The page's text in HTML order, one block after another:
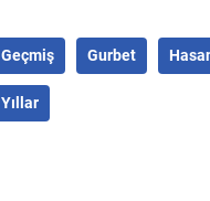
Geçmiş Gurbet
Yıllar